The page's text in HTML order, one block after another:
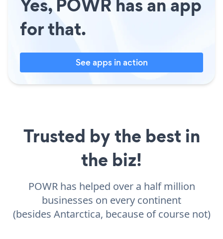
for that.
See apps in action
Trusted by the best in
the biz!
POWR has helped over a half million
businesses on every continent
(besides Antarctica, because of course not)